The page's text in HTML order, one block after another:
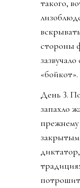
такого,
стороны
зазвучало
«бойкот».
День 3.
запахло
прежнему